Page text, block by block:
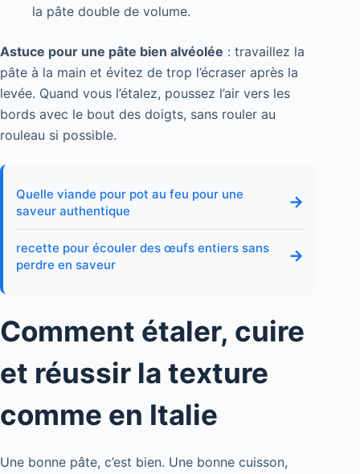
la pâte double de volume.
Astuce pour une pâte bien alvéolée : travaillez la
pâte à la main et évitez de trop l’écraser après la
levée. Quand vous l’étalez, poussez l’air vers les
bords avec le bout des doigts, sans rouler au
rouleau si possible.
Quelle viande pour pot au feu pour une
saveur authentique
→
recette pour écouler des œufs entiers sans
perdre en saveur
→
Comment étaler, cuire
et réussir la texture
comme en Italie
Une bonne pâte, c’est bien. Une bonne cuisson,